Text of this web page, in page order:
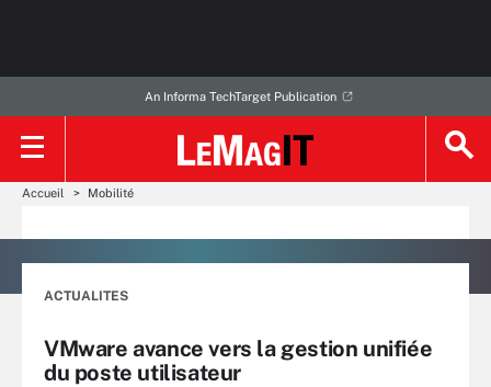
An Informa TechTarget Publication
Accueil Mobilité
ACTUALITES
VMware avance vers la gestion unifiée
du poste utilisateur